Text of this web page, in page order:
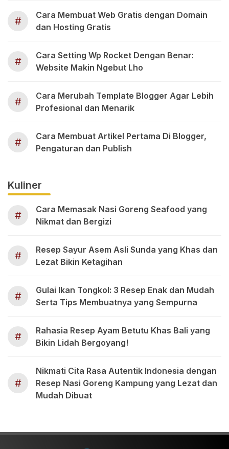
#
Cara Membuat Web Gratis dengan Domain
dan Hosting Gratis
#
Cara Setting Wp Rocket Dengan Benar:
Website Makin Ngebut Lho
#
Cara Merubah Template Blogger Agar Lebih
Profesional dan Menarik
#
Cara Membuat Artikel Pertama Di Blogger,
Pengaturan dan Publish
Kuliner
#
Cara Memasak Nasi Goreng Seafood yang
Nikmat dan Bergizi
#
Resep Sayur Asem Asli Sunda yang Khas dan
Lezat Bikin Ketagihan
#
Gulai Ikan Tongkol: 3 Resep Enak dan Mudah
Serta Tips Membuatnya yang Sempurna
#
Rahasia Resep Ayam Betutu Khas Bali yang
Bikin Lidah Bergoyang!
#
Nikmati Cita Rasa Autentik Indonesia dengan
Resep Nasi Goreng Kampung yang Lezat dan
Mudah Dibuat